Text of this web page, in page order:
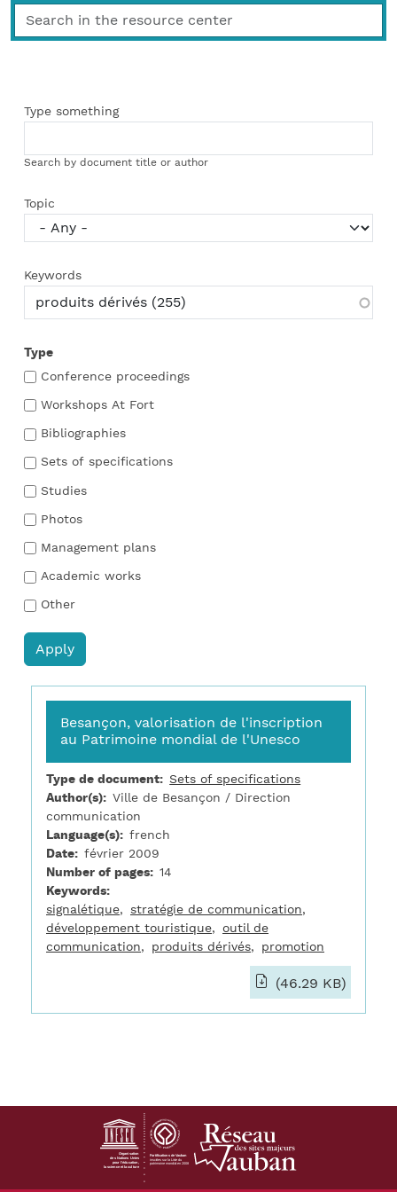
Type something
Search by document title or author
Topic
Keywords
Type
Conference proceedings
Workshops At Fort
Bibliographies
Sets of specifications
Studies
Photos
Management plans
Academic works
Other
Besançon, valorisation de l'inscription
au Patrimoine mondial de l'Unesco
Type de document
Sets of specifications
Author(s)
Ville de Besançon / Direction
communication
Language(s)
french
Date
février 2009
Number of pages
14
Keywords
signalétique
stratégie de communication
développement touristique
outil de
communication
produits dérivés promotion
(46.29 KB)